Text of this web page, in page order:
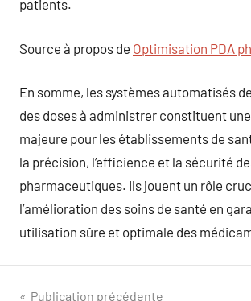
patients.
Source à propos de Optimisation PDA
En somme, les systèmes automatisés
des doses à administrer constituent
majeure pour les établissements de
la précision, l’efficience et la sécurité
pharmaceutiques. Ils jouent un rôle
l’amélioration des soins de santé en
utilisation sûre et optimale des
Publication précédente